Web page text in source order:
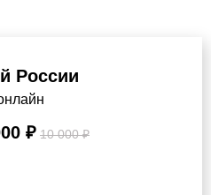
России
₽ 10 000 ₽